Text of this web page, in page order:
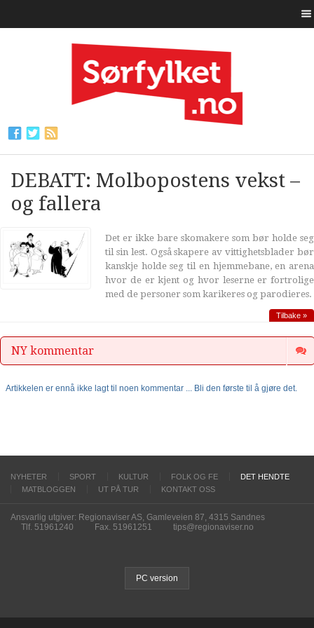
DEBATT: Molbopostens vekst –
og fallera
Det er ikke bare skomakere som bør holde seg
til sin lest. Også skapere av vittighetsblader bør
kanskje holde seg til en hjemmebane, en arena
hvor de er kjent og hvor leserne er fortrolige
med de personer som karikeres og parodieres.
Tilbake »
NY kommentar
Artikkelen er ennå ikke lagt til noen kommentar ... Bli den første til å gjøre det.
NYHETER SPORT KULTUR FOLK OG FE
DET HENDTE
MATBLOGGEN
UT PÅ TUR KONTAKT OSS
Ansvarlig utgiver: Regionaviser AS, Gamleveien 87, 4315 Sandnes
Tlf. 51961240
Fax. 51961251 tips@regionaviser.no
PC version